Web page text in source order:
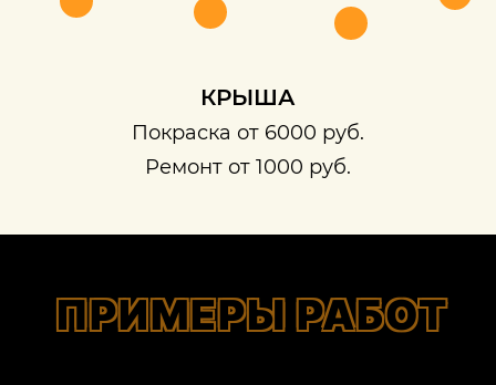
КРЫША
Покраска от 6000 руб.
Ремонт от 1000 руб.
ПРИМЕРЫ РАБОТ